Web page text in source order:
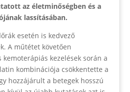
az életminőségben és a
lassításában.
esetén is kedvező
A műtétet követően
kezelések során a
kombinációja csökkentette a
hozzájárult a betegek hosszú